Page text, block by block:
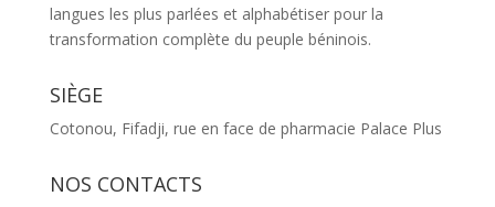
langues les plus parlées et alphabétiser pour la
transformation complète du peuple béninois.
SIÈGE
Cotonou, Fifadji, rue en face de pharmacie Palace Plus
NOS CONTACTS